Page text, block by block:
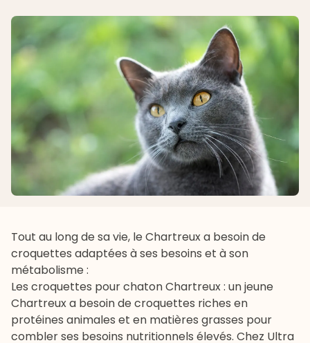
Tout au long de sa vie, le Chartreux a besoin de
croquettes adaptées à ses besoins et à son
métabolisme :
Les croquettes pour chatonChartreux : un jeune
Chartreux a besoin de croquettes riches en
protéines animales et en matières grasses pour
combler ses besoins nutritionnels élevés. Chez Ultra